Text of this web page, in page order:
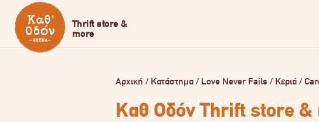
Αρχική / Κατάστημα / Love Never Fails / Κεριά /
Καθ Οδόν Thrift store &